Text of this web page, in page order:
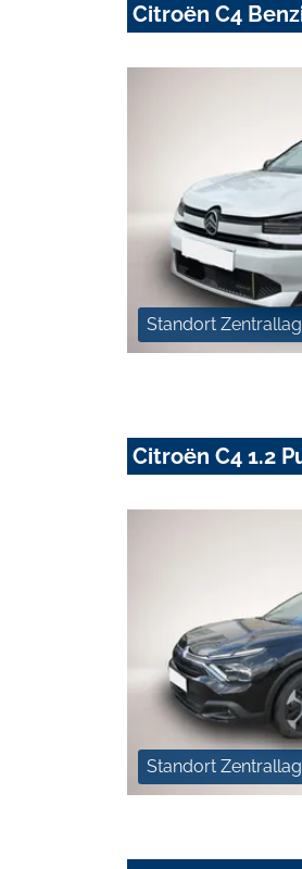
Citroën C4
Standort
Citroën C4 1.2
Standort